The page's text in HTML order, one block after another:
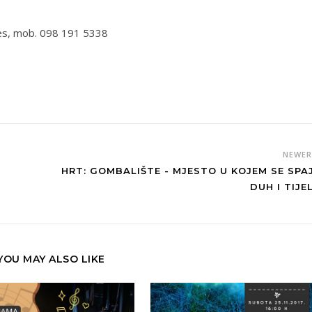
mob. 098 191 5338
HRT: GOMBALIŠTE - MJESTO U KOJEM SE
DUH I
MAY ALSO LIKE